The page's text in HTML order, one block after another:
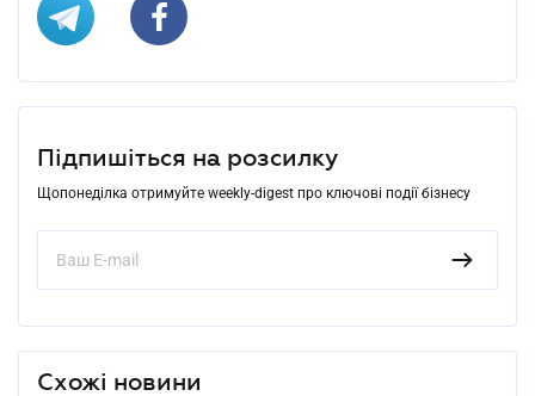
Підпишіться на розсилку
Щопонеділка отримуйте weekly-digest про ключові події бізнесу
Схожі новини